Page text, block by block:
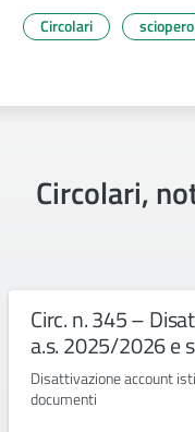
Circolari sciopero
Circolari,
Circ. n. 345 –
a.s. 2025/2026 e
Disattivazione account
documenti